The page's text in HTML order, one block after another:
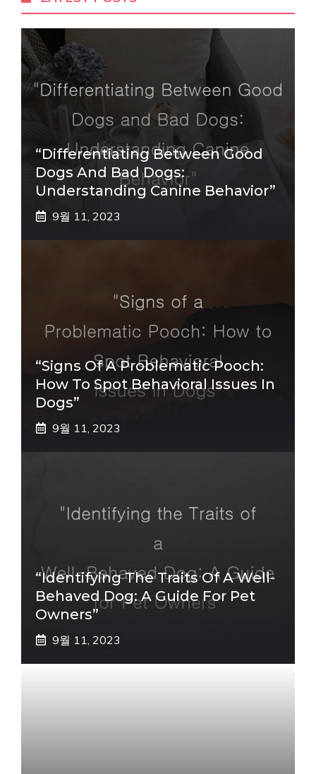
“Differentiating Between Good
Dogs And Bad Dogs:
Understanding Canine Behavior”
9월 11, 2023
“Signs Of A Problematic Pooch:
How To Spot Behavioral Issues In
Dogs”
9월 11, 2023
“Identifying The Traits Of A Well-
Behaved Dog: A Guide For Pet
Owners”
9월 11, 2023